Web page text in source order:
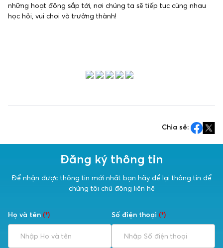
những hoạt động sắp tới, nơi chúng ta sẽ tiếp tục cùng nhau
học hỏi, vui chơi và trưởng thành!
Chia sẻ:
Đăng ký thông tin
Để nhận được thông tin mới nhất bạn hãy để lại thông tin để
chúng tôi chủ động liên hệ
Họ và tên (*) Số điện thoại (*)